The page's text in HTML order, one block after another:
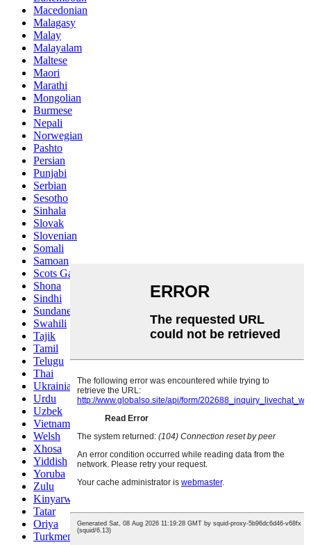
Macedonian
Malagasy
Malay
Malayalam
Maltese
Maori
Marathi
Mongolian
Burmese
Nepali
Norwegian
Pashto
Persian
Punjabi
Serbian
Sesotho
Sinhala
Slovak
Slovenian
Somali
Samoan
Scots Gaelic
Shona
Sindhi
Sundanese
Swahili
Tajik
Tamil
Telugu
Thai
Ukrainian
Urdu
Uzbek
Vietnamese
Welsh
Xhosa
Yiddish
Yoruba
Zulu
Kinyarwanda
Tatar
Oriya
Turkmen